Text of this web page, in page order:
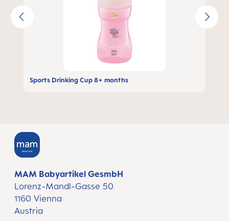
Sports Drinking Cup 8+ months
MAM Babyartikel GesmbH
Lorenz-Mandl-Gasse 50
1160 Vienna
Austria